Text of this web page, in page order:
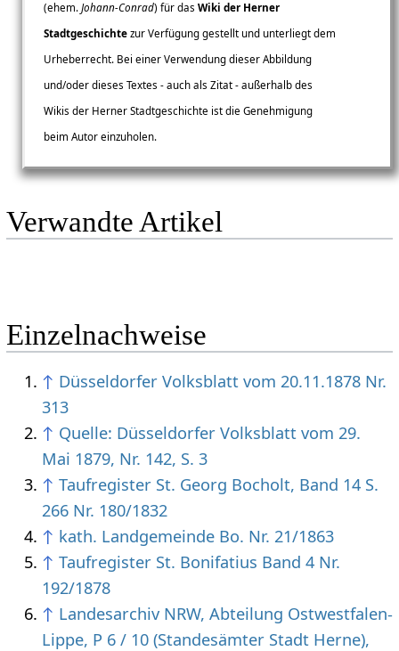
(ehem.Johann-Conrad) für dasWiki der Herner
Stadtgeschichte zur Verfügung gestellt und unterliegt dem
Urheberrecht. Bei einer Verwendung dieser Abbildung
und/oder dieses Textes - auch als Zitat - außerhalb des
Wikis der Herner Stadtgeschichte ist die Genehmigung
beim Autor einzuholen.
Verwandte Artikel
Einzelnachweise
↑ Düsseldorfer Volksblatt vom 20.11.1878 Nr.
313
↑ Quelle: Düsseldorfer Volksblatt vom 29.
Mai 1879, Nr. 142, S. 3
↑ Taufregister St. Georg Bocholt, Band 14 S.
266 Nr. 180/1832
↑ kath. Landgemeinde Bo. Nr. 21/1863
↑ Taufregister St. Bonifatius Band 4 Nr.
192/1878
↑ Landesarchiv NRW, Abteilung Ostwestfalen-
Lippe, P 6 / 10 (Standesämter Stadt Herne),